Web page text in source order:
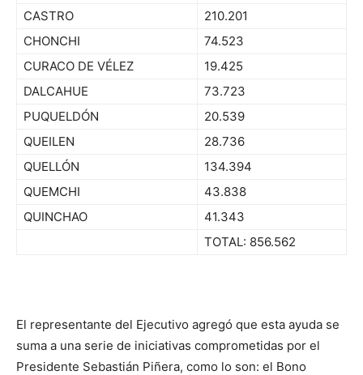
CASTRO
210.201
CHONCHI
74.523
CURACO DE VÉLEZ
19.425
DALCAHUE
73.723
PUQUELDÓN
20.539
QUEILEN
28.736
QUELLÓN
134.394
QUEMCHI
43.838
QUINCHAO
41.343
TOTAL: 856.562
El representante del Ejecutivo agregó que esta ayuda se
suma a una serie de iniciativas comprometidas por el
Presidente Sebastián Piñera, como lo son: el Bono